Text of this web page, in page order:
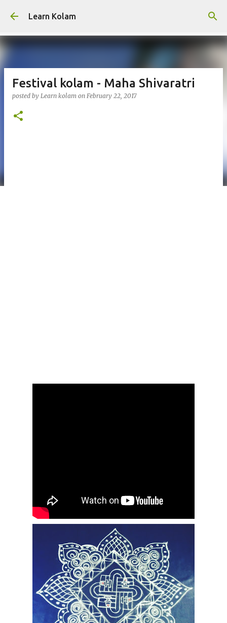
Learn Kolam
Festival kolam - Maha Shivaratri
posted by Learn kolam on February 22, 2017